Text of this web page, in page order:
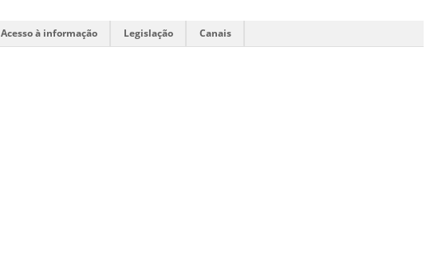
Acesso à informação Legislação Canais